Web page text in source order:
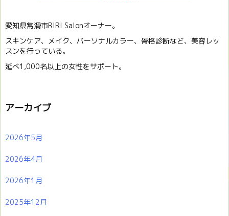
愛知県常滑市RIRI Salonオーナー。
スキンケア、メイク、パーソナルカラー、骨格診断など、美容レッ
スンを行っている。
延べ1,000名以上の女性をサポート。
アーカイブ
2026年5月
2026年4月
2026年1月
2025年12月